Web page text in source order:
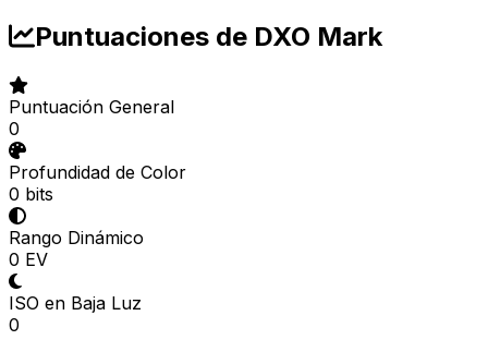
Puntuaciones de DXO Mark
Puntuación General
0
Profundidad de Color
0 bits
Rango Dinámico
0 EV
ISO en Baja Luz
0